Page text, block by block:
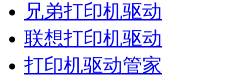
兄弟打印机驱动
联想打印机驱动
打印机驱动管家